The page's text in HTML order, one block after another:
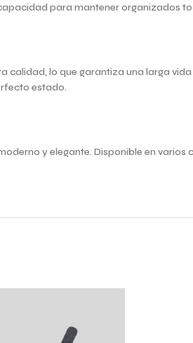
para mantener organizados
lo que garantiza una larga
estado.
y elegante. Disponible en
AÑADIR